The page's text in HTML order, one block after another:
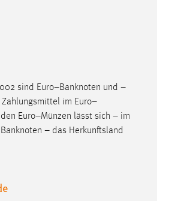
sind Euro–Banknoten und –
im Euro–
Euro–Münzen lässt sich – im
– das Herkunftsland